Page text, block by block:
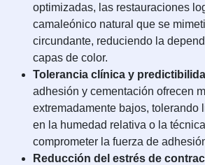
optimizadas, las restauraciones
camaleónico natural que se
circundante, reduciendo la
capas de color.
Tolerancia clínica y
adhesión y cementación ofrecen
extremadamente bajos, tolerando
en la humedad relativa o la
comprometer la fuerza de
Reducción del estrés de